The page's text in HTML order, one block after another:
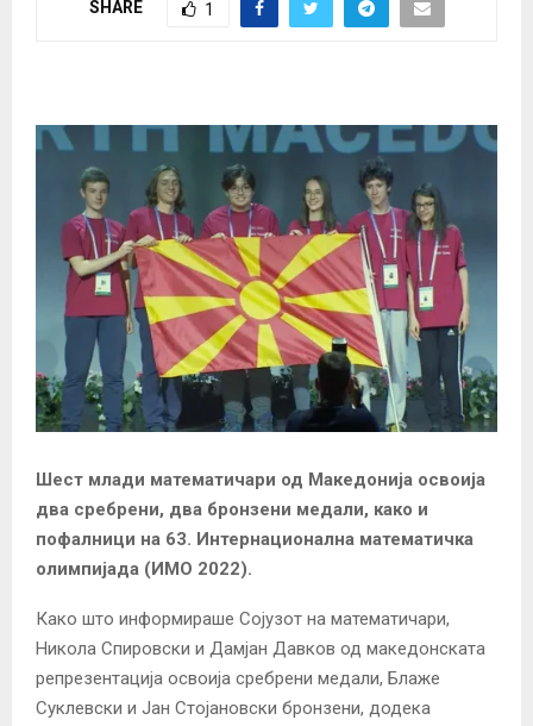
SHARE 1
Шест млади математичари од Македонија освоија
два сребрени, два бронзени медали, како и
пофалници на 63. Интернационална математичка
олимпијада (ИМО 2022).
Како што информираше Сојузот на математичари,
Никола Спировски и Дамјан Давков од македонската
репрезентација освоија сребрени медали, Блаже
Суклевски и Јан Стојановски бронзени, додека